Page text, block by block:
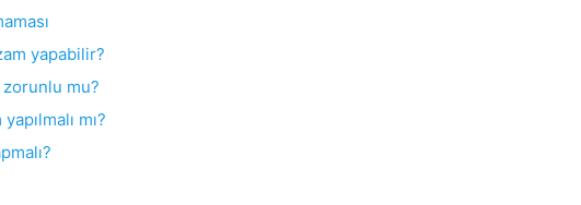
yapabilir?
zorunlu mu?
mı?